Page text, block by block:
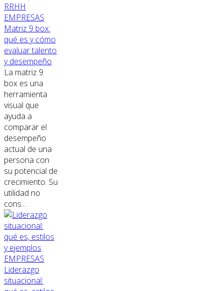
RRHH
EMPRESAS
Matriz 9 box:
qué es y cómo
evaluar talento
y desempeño
La matriz 9
box es una
herramienta
visual que
ayuda a
comparar el
desempeño
actual de una
persona con
su potencial de
crecimiento. Su
utilidad no
cons...
EMPRESAS
Liderazgo
situacional: